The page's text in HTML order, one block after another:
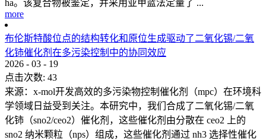
ha。该复合物被鉴定，并采用亚甲蓝法定量了 ...
more
布伦斯特酸位点的结构转化和原位生成驱动了二氧化锡/二氧
化铈催化剂在多污染控制中的协同效应
2026 - 03 - 19
点击次数: 43
来源：x-mol开发高效的多污染物控制催化剂（mpc）在环境科
学领域日益受到关注。本研究中，我们合成了二氧化锡/二氧
化铈（sno2/ceo2）催化剂，这些催化剂由分散在 ceo2 上的
sno2 纳米颗粒（nps）组成，这些催化剂通过 nh3 选择性催化